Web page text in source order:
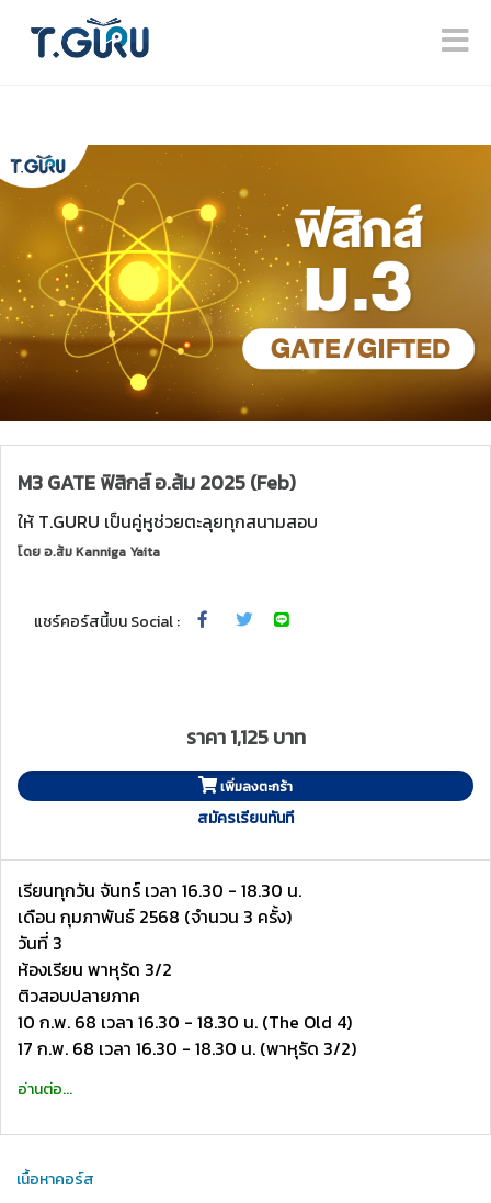
M3 GATE ฟิสิกส์ อ.ส้ม 2025 (Feb)
ให้ T.GURU เป็นคู่หูช่วยตะลุยทุกสนามสอบ
โดยอ.ส้ม Kanniga Yaita
แชร์คอร์สนี้บน Social :
ราคา 1,125 บาท
เพิ่มลงตะกร้า
สมัครเรียนทันที
เรียนทุกวัน จันทร์ เวลา 16.30 - 18.30 น.
เดือน กุมภาพันธ์ 2568 (จำนวน 3 ครั้ง)
วันที่ 3
ห้องเรียน พาหุรัด 3/2
ติวสอบปลายภาค
10 ก.พ. 68 เวลา 16.30 - 18.30 น. (The Old 4)
17 ก.พ. 68 เวลา 16.30 - 18.30 น. (พาหุรัด 3/2)
อ่านต่อ...
เนื้อหาคอร์ส